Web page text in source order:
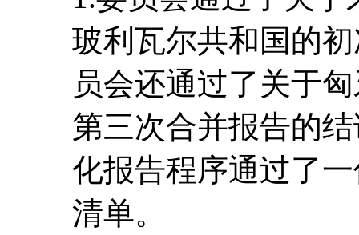
玻利瓦尔共和国的
员会还通过了关于
第三次合并报告的
化报告程序通过了
清单。